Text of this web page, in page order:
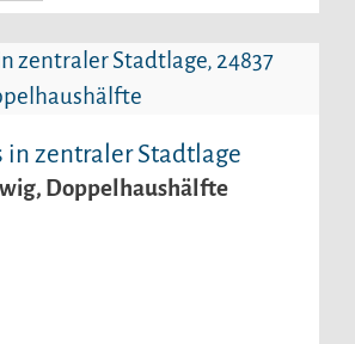
in zentraler Stadtlage
Doppelhaushälfte